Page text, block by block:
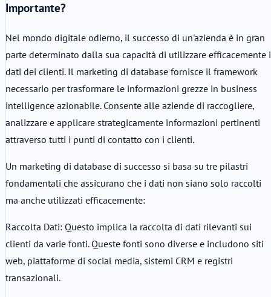
Importante?
Nel mondo digitale odierno, il successo di un'azienda è in gran
parte determinato dalla sua capacità di utilizzare efficacemente i
dati dei clienti. Il marketing di database fornisce il framework
necessario per trasformare le informazioni grezze in business
intelligence azionabile. Consente alle aziende di raccogliere,
analizzare e applicare strategicamente informazioni pertinenti
attraverso tutti i punti di contatto con i clienti.
Un marketing di database di successo si basa su tre pilastri
fondamentali che assicurano che i dati non siano solo raccolti
ma anche utilizzati efficacemente:
Raccolta Dati: Questo implica la raccolta di dati rilevanti sui
clienti da varie fonti. Queste fonti sono diverse e includono siti
web, piattaforme di social media, sistemi CRM e registri
transazionali.